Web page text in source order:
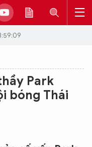
Park
bóng Thái